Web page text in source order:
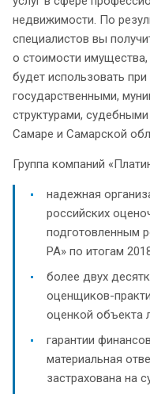
недвижимости. По
специалистов вы
о стоимости
будет использовать
государственными,
структурами,
Самаре и Самарской
Группа компаний
надежная
российских
подготовленным
РА» по итогам
более двух
оценщиков-
оценкой объекта
гарантии
материальная
застрахована на